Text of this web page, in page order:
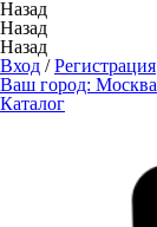
Назад
Назад
Назад
Вход /Регистрация
Ваш город: Москва
Каталог